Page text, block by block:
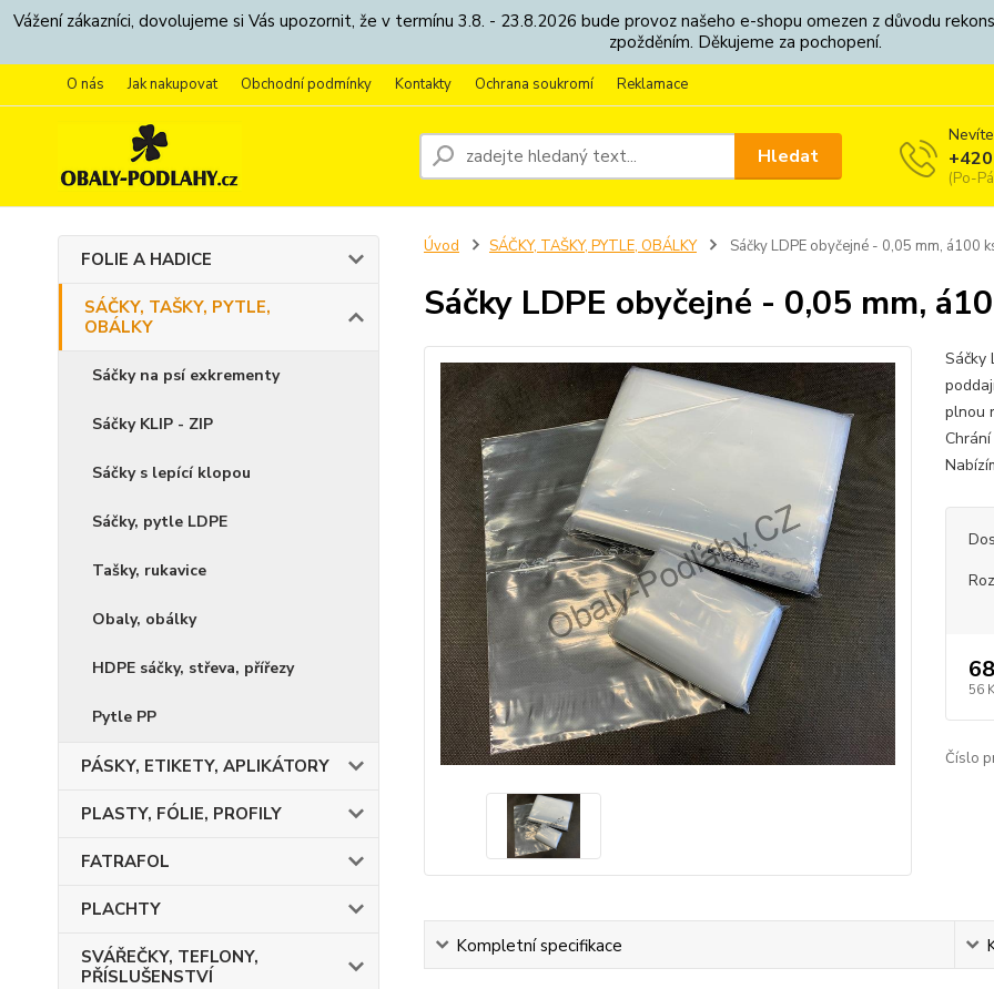
Vážení zákazníci, dovolujeme si Vás upozornit, že v termínu 3.8. - 23.8.2026 bude provoz našeho e-shopu omezen z důvodu
zpožděním. Děkujeme za pochopení.
O nás Jak nakupovat Obchodní podmínky Kontakty Ochrana soukromí Reklamace
Hledat
(Po-
FOLIE A HADICE
SÁČKY, TAŠKY, PYTLE,
OBÁLKY
Sáčky na psí exkrementy
Sáčky KLIP - ZIP
Sáčky s lepící klopou
Sáčky, pytle LDPE
Tašky, rukavice
Obaly, obálky
HDPE sáčky, střeva, přířezy
Pytle PP
PÁSKY, ETIKETY, APLIKÁTORY
PLASTY, FÓLIE, PROFILY
FATRAFOL
PLACHTY
SVÁŘEČKY, TEFLONY,
PŘÍSLUŠENSTVÍ
Úvod SÁČKY, TAŠKY, PYTLE, OBÁLKY Sáčky LDPE obyčejné - 0,05 mm, á100
Sáčky LDPE obyčejné - 0,05 mm,
Sáčky
plnou
56
Číslo
Kompletní specifikace